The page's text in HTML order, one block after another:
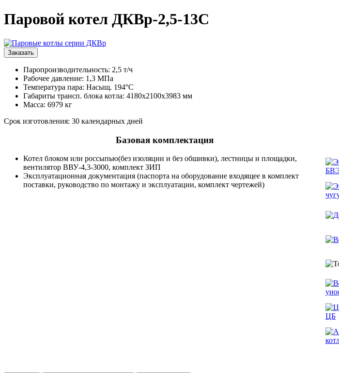
Паровой котел ДКВр-2,5-13С
Заказать
Паропроизводительность: 2,5 т/ч
Рабочее давление: 1,3 МПа
Температура пара: Насыщ. 194°С
Габариты трансп. блока котла: 4180х2100х3983 мм
Масса: 6979 кг
Срок изготовления: 30 календарных дней
Базовая комплектация
Котел блоком или россыпью(без изоляции и без обшивки), лестницы и площадки,
вентилятор ВВУ-4,3-3000, комплект ЗИП
Эксплуатационная документация (паспорта на оборудование входящее в комплект
поставки, руководство по монтажу и эксплуатации, комплект чертежей)